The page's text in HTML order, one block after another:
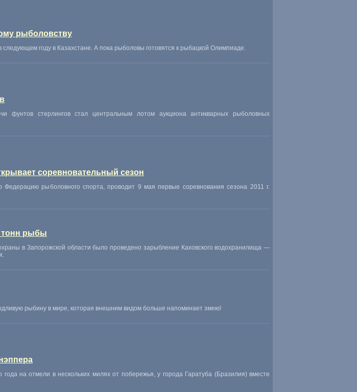
рыболовству
году в Казахстане. А пока рыболовы готовятся к рыбацкой Олимпиаде.
стерлингов стал центральным лотом аукциона антикварных рыболовных
соревновательный сезон
рыболовного спорта, проводит 9 мая первые соревнования сезона 2011 г.
тонн рыбы
в Запорожской области было проведено зарыбление Каховского водохранилища —
рыбину в мире, которая внешним видом больше напоминает змею!
на отмели в нескольких милях от побережья, у города Гаратуба (Бразилия) вместе